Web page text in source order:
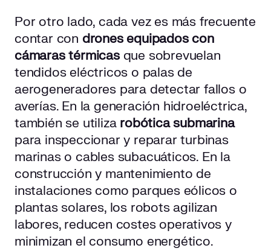
Por otro lado, cada vez es más frecuente
contar con drones equipados con
cámaras térmicas que sobrevuelan
tendidos eléctricos o palas de
aerogeneradores para detectar fallos o
averías. En la generación hidroeléctrica,
también se utiliza robótica submarina
para inspeccionar y reparar turbinas
marinas o cables subacuáticos. En la
construcción y mantenimiento de
instalaciones como parques eólicos o
plantas solares, los robots agilizan
labores, reducen costes operativos y
minimizan el consumo energético.